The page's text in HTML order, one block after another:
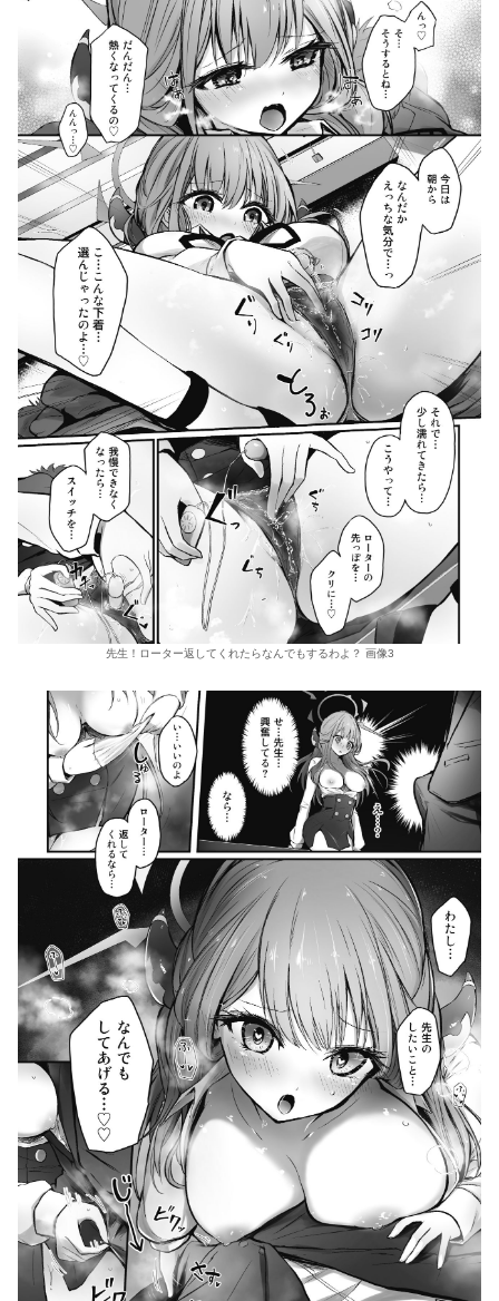
先生！ローター返してくれたらなんでもするわよ？ 画像3